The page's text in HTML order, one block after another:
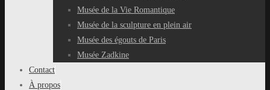
Musée de la Vie Romantique
Musée de la sculpture en plein air
Musée des égouts de Paris
Musée Zadkine
Contact
À propos